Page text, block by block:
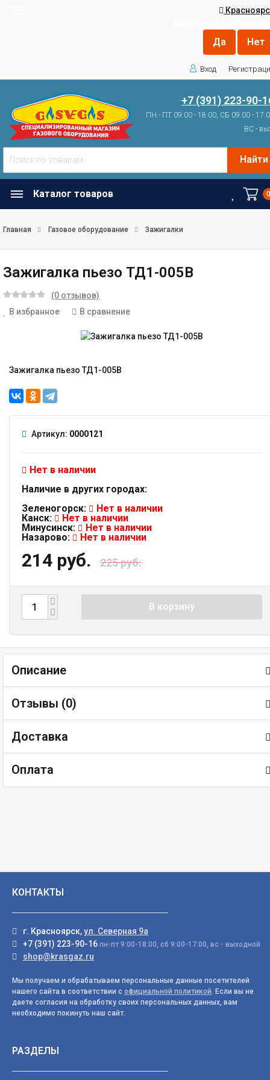
Вход
+7 (391) 223-90-
ПН - ПТ 09:00 - 18:00, СБ 09:00 -
ВС -
Найти
Каталог товаров
Главная Газовое оборудование Зажигалки
Зажигалка пьезо ТД1-005В
(0 отзывов)
В избранное
В сравнение
Зажигалка пьезо ТД1-005В
Артикул: 0000121
Нет в наличии
Наличие в других городах:
Зеленогорск:
Нет в наличии
Канск:
Нет в наличии
Минусинск:
Нет в наличии
Назарово:
Нет в наличии
214 руб. 225 руб.
В корзину
Описание
Отзывы (0)
Доставка
Оплата
КОНТАКТЫ
г. Красноярск,ул. Северная 9а
+7 (391) 223-90-16 пн-пт 9:00-18:00, сб 9:00-17:00, вс - выходной
shop@krasgaz.ru
Мы получаем и обрабатываем персональные данные посетителей
нашего сайта в соответствии с официальной политикой. Если вы не
даете согласия на обработку своих персональных данных, вам
необходимо покинуть наш сайт.
РАЗДЕЛЫ